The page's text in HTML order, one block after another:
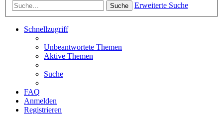
Suche Erweiterte Suche
Schnellzugriff
Unbeantwortete Themen
Aktive Themen
Suche
FAQ
Anmelden
Registrieren